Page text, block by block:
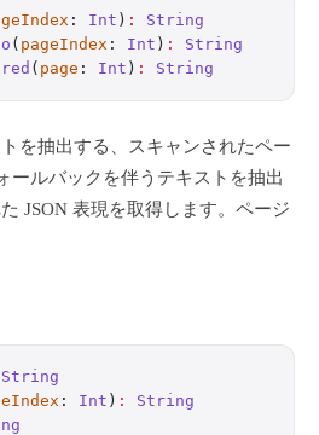
: Int ) :
String
( pageIndex : Int ) :
String
( page : Int ) : String
を抽出する、スキャンされたペー
ールバックを伴うテキストを抽出
JSON 表現を取得します。ページ
String
: Int ) :
String